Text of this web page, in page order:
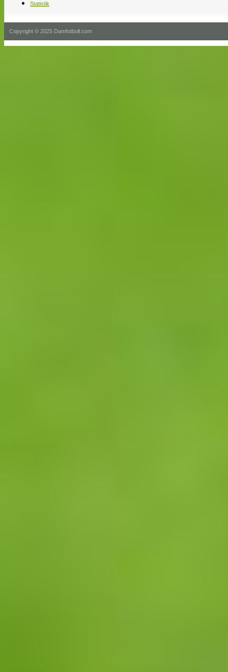
Statistik
Copyright © 2025 Damfotboll.com